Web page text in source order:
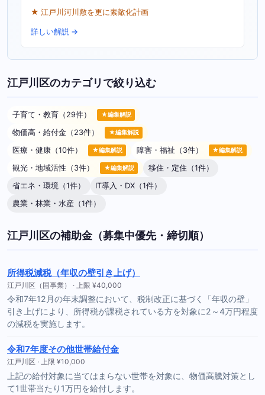
★ 江戸川河川敷を更に素敵化計画
詳しい解説 →
江戸川区のカテゴリで絞り込む
子育て・教育（29件） ★編集解説
物価高・給付金（23件） ★編集解説
医療・健康（10件） ★編集解説 障害・福祉（3件） ★編集解説
観光・地域活性（3件） ★編集解説
移住・定住（1件）
省エネ・環境（1件）
IT導入・DX（1件）
農業・林業・水産（1件）
江戸川区の補助金（募集中優先・締切順）
所得税減税（年収の壁引き上げ）
江戸川区（国事業） · 上限 ¥40,000
令和7年12月の年末調整において、税制改正に基づく「年収の壁」
引き上げにより、所得税が課税されている方を対象に2～4万円程度
の減税を実施します。
令和7年度その他世帯給付金
江戸川区 · 上限 ¥10,000
上記の給付対象に当てはまらない世帯を対象に、物価高騰対策とし
て1世帯当たり1万円を給付します。